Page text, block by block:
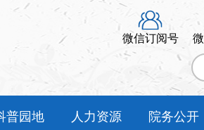
微信订阅号
普园地 人力资源 院务公开